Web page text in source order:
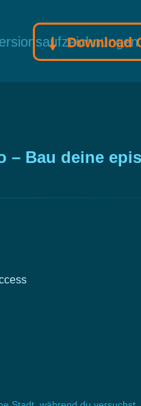
Download
– Bau deine